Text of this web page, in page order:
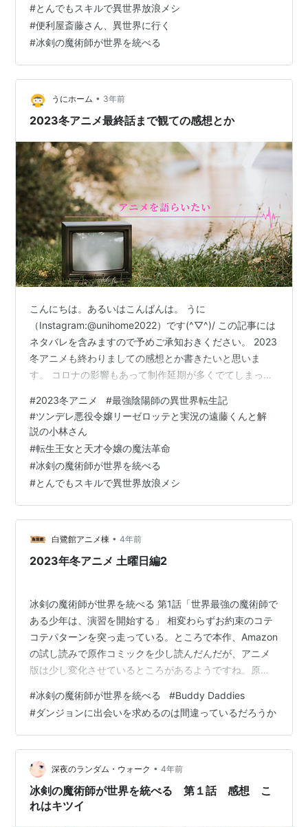
#とんでもスキルで異世界放浪メシ
#便利屋斎藤さん、異世界に行く
#冰剣の魔術師が世界を統べる
うにホーム • 3年前
2023冬アニメ最終話まで観ての感想とか
こんにちは。あるいはこんばんは。 うに
（Instagram:@unihome2022）です(^▽^)/ この記事には
ネタバレを含みますので予めご承知おきください。 2023
冬アニメも終わりましての感想とか書きたいと思いま
す。 コロナの影響もあって制作延期が多くでてしまった
界のんびり農家 なんだかんだで最後まで観たｗ特段何が
面白いってわけではないですが、１クールの中にこうい
ンがベビー服を高速で編んでるのが一番可愛かったかな
ｗｗ ティア：洲崎綾 あらすじ 孤独な闘病生活の末、命
を落とした街尾火楽…
#2023冬アニメ #最強陰陽師の異世界転生記
#ツンデレ悪役令嬢リーゼロッテと実況の遠藤くんと解
説の小林さん
#転生王女と天才令嬢の魔法革命
#冰剣の魔術師が世界を統べる
#とんでもスキルで異世界放浪メシ
白鷺館アニメ棟 • 4年前
2023年冬アニメ 土曜日編2
冰剣の魔術師が世界を統べる 第1話「世界最強の魔術師で
ある少年は、演習を開始する」 相変わらずお約束のコテ
コテパターンを突っ走っている。ところで本作、Amazon
の試し読みで原作コミックを少し読んだんだが、アニメ
版は少し変化させているところがあるようですね。原作
デレ属性を強めている感じ。アニメではツンデレ属性を
クラリスに持って行っている分、アメリアの性格がお嬢
属性が強い設定になっている。 原作コミックがあるよう
で まあアニメの場合は様々なヒロインが出た方が受ける
だろうという考えだろうな。そもそもTBS系のアニメっ
て、昔からヒロインワラワラものが…
#冰剣の魔術師が世界を統べる #Buddy Daddies
#ダンジョンに出会いを求めるのは間違っているだろうか
深夜のランダム・ウォーク • 4年前
冰剣の魔術師が世界を統べる 第１話 感想 こ
れはキツイ